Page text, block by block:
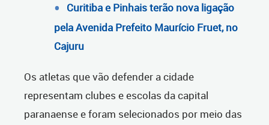
Curitiba e Pinhais terão nova ligação
pela Avenida Prefeito Maurício Fruet, no
Cajuru
Os atletas que vão defender a cidade
representam clubes e escolas da capital
paranaense e foram selecionados por meio das